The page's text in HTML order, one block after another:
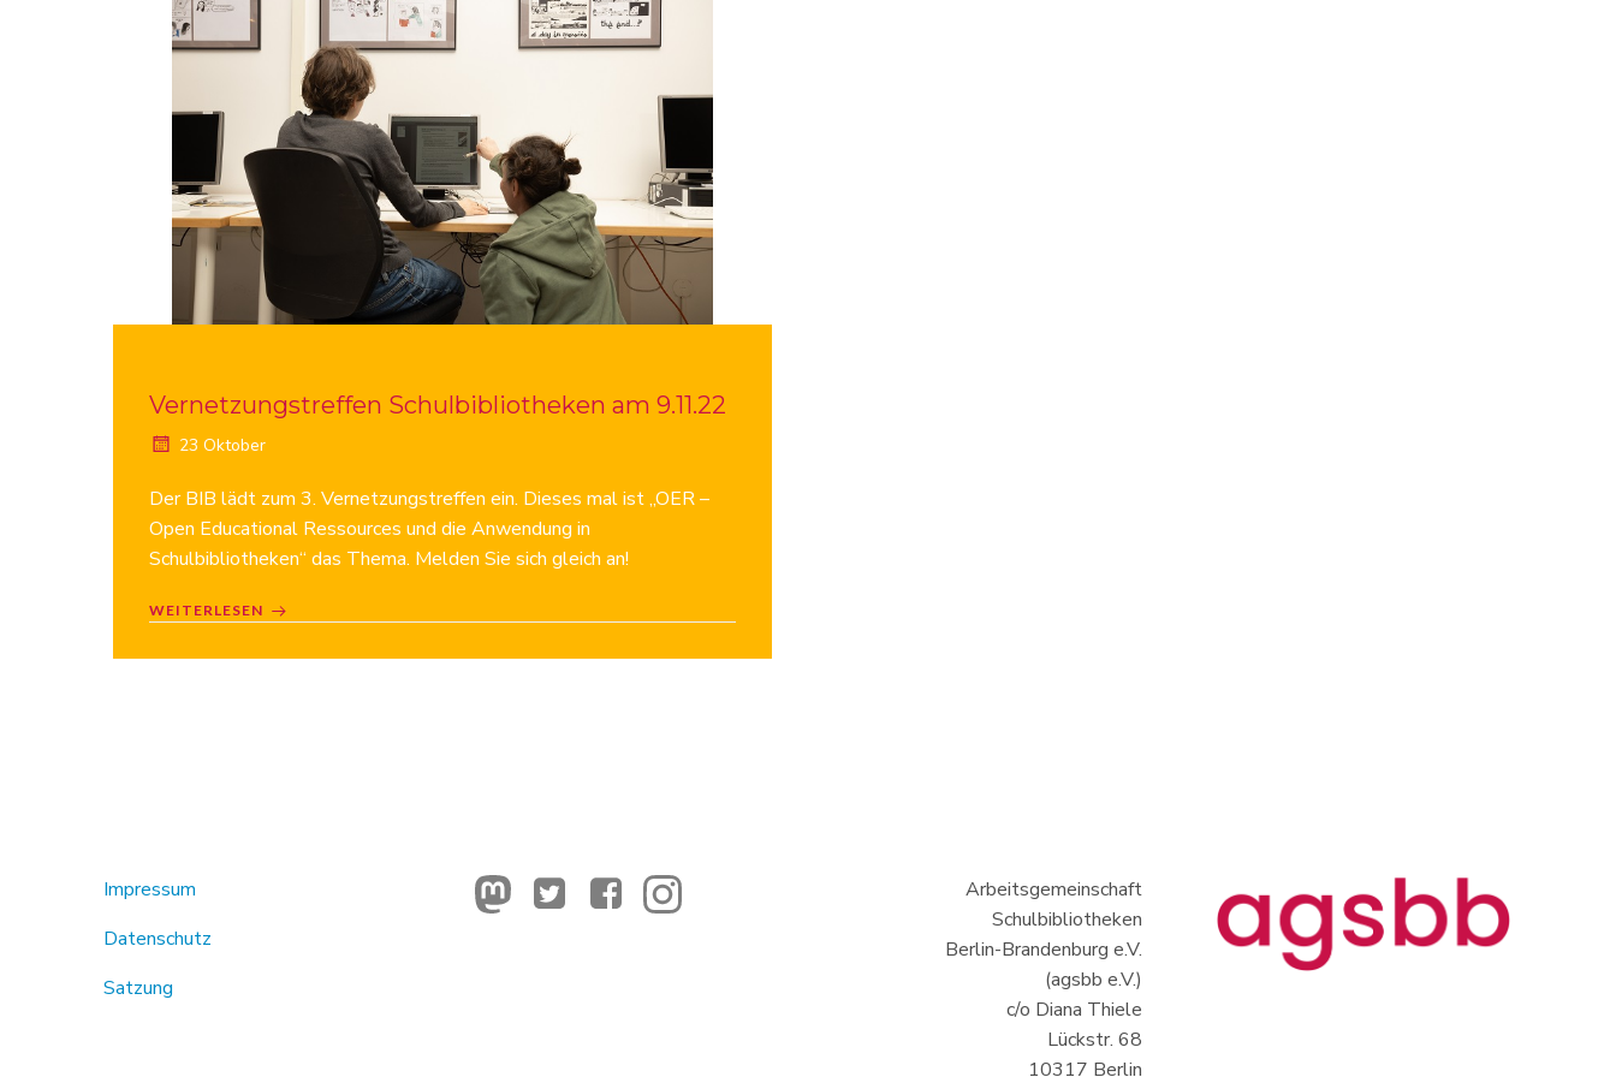
Vernetzungstreffen Schulbibliotheken am 9.11.22
23 Oktober
Der BIB lädt zum 3. Vernetzungstreffen ein. Dieses mal ist „OER –
Open Educational Ressources und die Anwendung in
Schulbibliotheken“ das Thema. Melden Sie sich gleich an!
WEITERLESEN
Impressum
Datenschutz
Satzung
Arbeitsgemeinschaft
Schulbibliotheken
Berlin-Brandenburg e.V.
(agsbb e.V.)
c/o Diana Thiele
Lückstr. 68
10317 Berlin